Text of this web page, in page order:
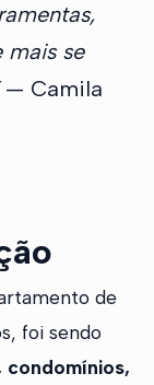
mais se
— Camila
de
foi sendo
condomínios,